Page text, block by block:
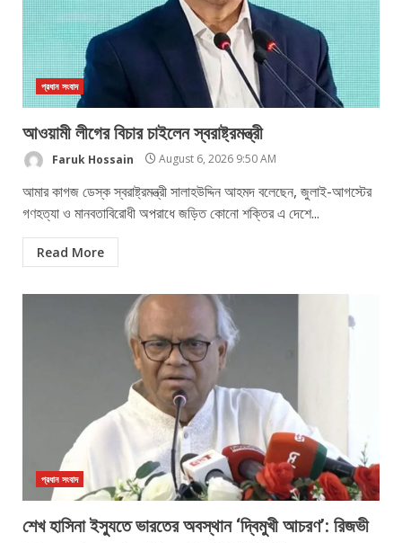
প্রধান সংবাদ
আওয়ামী লীগের বিচার চাইলেন স্বরাষ্ট্রমন্ত্রী
Faruk Hossain August 6, 2026 9:50 AM
আমার কাগজ ডেস্ক স্বরাষ্ট্রমন্ত্রী সালাহউদ্দিন আহমদ বলেছেন, জুলাই-আগস্টের
গণহত্যা ও মানবতাবিরোধী অপরাধে জড়িত কোনো শক্তির এ দেশে...
Read More
প্রধান সংবাদ
শেখ হাসিনা ইস্যুতে ভারতের অবস্থান ‘দ্বিমুখী আচরণ’: রিজভী